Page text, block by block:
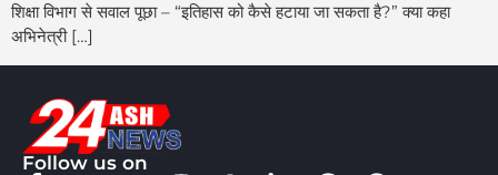
शिक्षा विभाग से सवाल पूछा – “इतिहास को कैसे हटाया जा सकता है?” क्या कहा
अभिनेत्री […]
Follow us on